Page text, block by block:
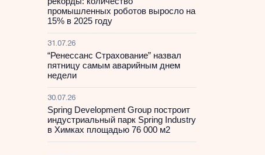
промышленных роботов выросло на
15% в 2025 году
31.07.26
“Ренессанс Страхование” назвал
пятницу самым аварийным днем
недели
30.07.26
Spring Development Group построит
индустриальный парк Spring Industry
в Химках площадью 76 000 м2